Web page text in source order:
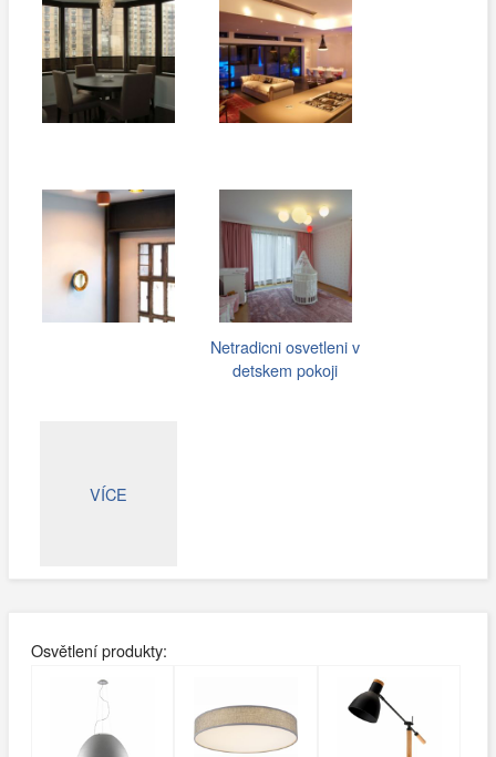
Netradicni osvetleni v
detskem pokoji
VÍCE
Osvětlení produkty: